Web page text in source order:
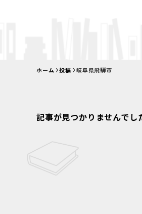
ホーム 投稿 岐阜県飛騨市
記事が見つかりませんでし